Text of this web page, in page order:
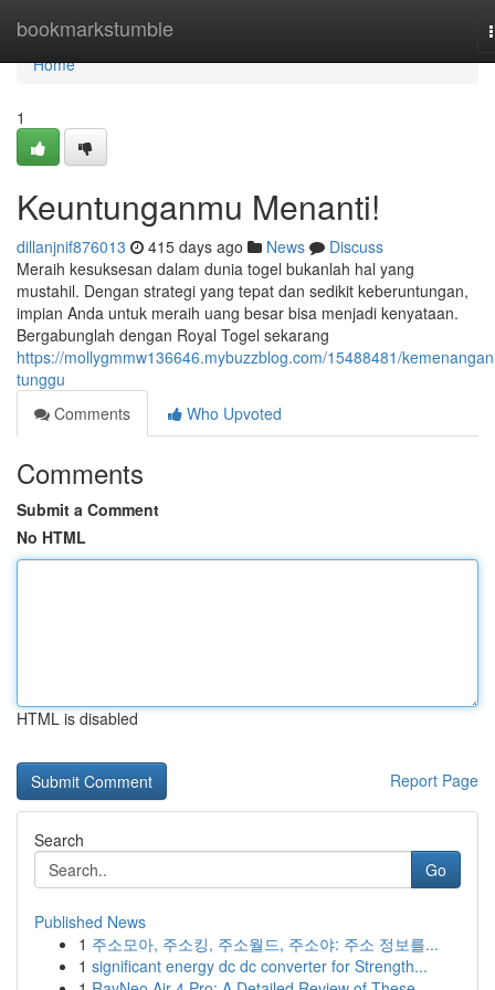
bookmarkstumble
Home
Home
1
Keuntunganmu Menanti!
dillanjnif876013 415 days ago News
Discuss
Meraih kesuksesan dalam dunia togel bukanlah hal yang
mustahil. Dengan strategi yang tepat dan sedikit keberuntungan,
impian Anda untuk meraih uang besar bisa menjadi kenyataan.
Bergabunglah dengan Royal Togel sekarang
https://mollygmmw136646.mybuzzblog.com/15488481/
tunggu
Comments
Who Upvoted
Comments
Submit a Comment
No HTML
HTML is disabled
Report Page
Search
Go
Published News
1 주소모아, 주소킹, 주소월드, 주소야: 주소 정보를...
1 significant energy dc dc converter for Strength...